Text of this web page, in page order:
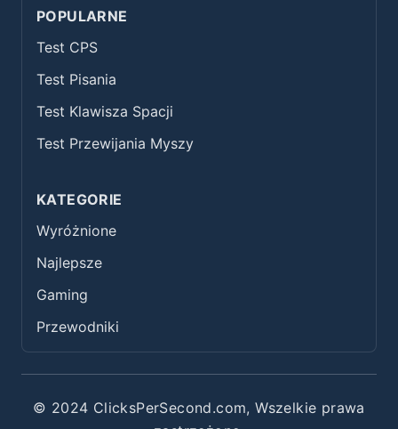
POPULARNE
Test CPS
Test Pisania
Test Klawisza Spacji
Test Przewijania Myszy
KATEGORIE
Wyróżnione
Najlepsze
Gaming
Przewodniki
© 2024 ClicksPerSecond.com, Wszelkie prawa